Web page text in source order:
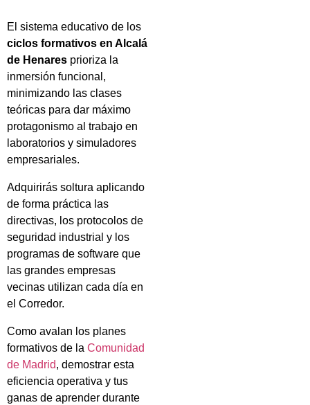
El sistema educativo de los
ciclos formativos en Alcalá
de Henares prioriza la
inmersión funcional,
minimizando las clases
teóricas para dar máximo
protagonismo al trabajo en
laboratorios y simuladores
empresariales.
Adquirirás soltura aplicando
de forma práctica las
directivas, los protocolos de
seguridad industrial y los
programas de software que
las grandes empresas
vecinas utilizan cada día en
el Corredor.
Como avalan los planes
formativos de la Comunidad
de Madrid, demostrar esta
eficiencia operativa y tus
ganas de aprender durante